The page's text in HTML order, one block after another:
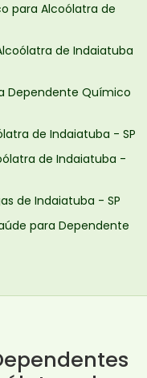
para Alcoólatra de
de Indaiatuba
Dependente Químico
de Indaiatuba - SP
de Indaiatuba -
de Indaiatuba - SP
para Dependente